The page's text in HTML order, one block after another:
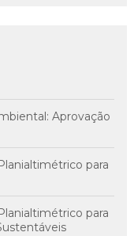
Aprovação
para
para